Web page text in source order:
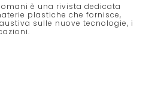
è una rivista dedicata
plastiche che fornisce,
sulle nuove tecnologie, i